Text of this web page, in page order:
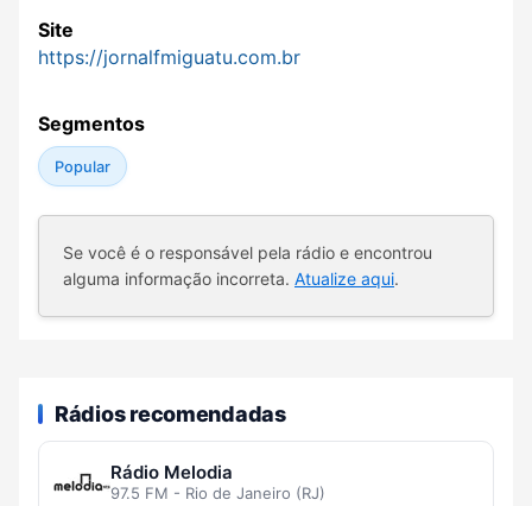
Site
https://jornalfmiguatu.com.br
Segmentos
Popular
Se você é o responsável pela rádio e encontrou
alguma informação incorreta. Atualize aqui.
Rádios recomendadas
Rádio Melodia
97.5 FM - Rio de Janeiro (RJ)